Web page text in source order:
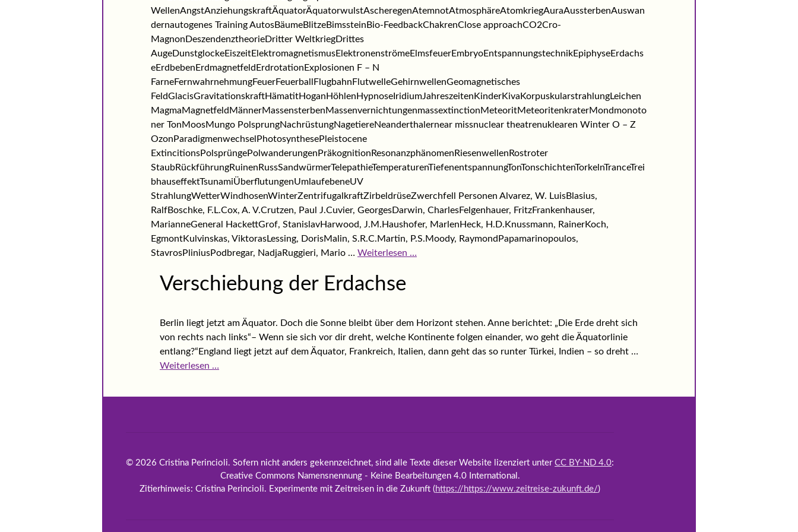
WellenAngstAnziehungskraftÄquatorÄquatorwulstAscheregenAtemnotAtmosphäreAtomkriegAuraAussterbenAuswan
dernautogenes Training AutosBäumeBlitzeBimssteinBio-FeedbackChakrenClose approachCO2Cro-
MagnonDeszendenztheorieDritter WeltkriegDrittes
AugeDunstglockeEiszeitElektromagnetismusElektronenströmeElmsfeuerEmbryoEntspannungstechnikEpiphyseErdachs
eErdbebenErdmagnetfeldErdrotationExplosionen F – N
FarneFernwahrnehmungFeuerFeuerballFlugbahnFlutwelleGehirnwellenGeomagnetisches
FeldGlacisGravitationskraftHämatitHoganHöhlenHypnoseIridiumJahreszeitenKinderKivaKorpuskularstrahlungLeichen
MagmaMagnetfeldMännerMassensterbenMassenvernichtungenmassextinctionMeteoritMeteoritenkraterMondmonoto
ner TonMoosMungo PolsprungNachrüstungNagetiereNeanderthalernear missnuclear theatrenuklearen Winter O – Z
OzonParadigmenwechselPhotosynthesePleistocene
ExtincitionsPolsprüngePolwanderungenPräkognitionResonanzphänomenRiesenwellenRostroter
StaubRückführungRuinenRussSandwürmerTelepathieTemperaturenTiefenentspannungTonTonschichtenTorkelnTranceTrei
bhauseffektTsunamiÜberflutungenUmlaufebeneUV
StrahlungWetterWindhosenWinterZentrifugalkraftZirbeldrüseZwerchfell Personen Alvarez, W. LuisBlasius,
RalfBoschke, F.L.Cox, A. V.Crutzen, Paul J.Cuvier, GeorgesDarwin, CharlesFelgenhauer, FritzFrankenhauser,
MarianneGeneral HackettGrof, StanislavHarwood, J.M.Haushofer, MarlenHeck, H.D.Knussmann, RainerKoch,
EgmontKulvinskas, ViktorasLessing, DorisMalin, S.R.C.Martin, P.S.Moody, RaymondPapamarinopoulos,
StavrosPliniusPodbregar, NadjaRuggieri, Mario … Weiterlesen …
Verschiebung der Erdachse
Berlin liegt jetzt am Äquator. Doch die Sonne bleibt über dem Horizont stehen. Anne berichtet: „Die Erde dreht sich
von rechts nach links“– Wenn sie sich vor dir dreht, welche Kontinente folgen einander, wo geht die Äquatorlinie
entlang?“England liegt jetzt auf dem Äquator, Frankreich, Italien, dann geht das so runter Türkei, Indien – so dreht …
Weiterlesen …
© 2026 Cristina Perincioli. Sofern nicht anders gekennzeichnet, sind alle Texte dieser Website lizenziert unter CC BY-ND 4.0:
Creative Commons Namensnennung - Keine Bearbeitungen 4.0 International.
Zitierhinweis: Cristina Perincioli. Experimente mit Zeitreisen in die Zukunft ( https://https://www.zeitreise-zukunft.de/)